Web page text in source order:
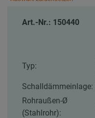
Art.-Nr.: 150440
Typ:
Schalldämmeinlage:
Rohraußen-Ø
(Stahlrohr):